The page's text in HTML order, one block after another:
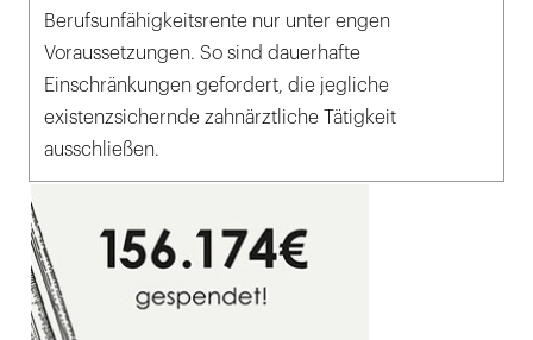
Berufsunfähigkeitsrente nur unter engen
Voraussetzungen. So sind dauerhafte
Einschränkungen gefordert, die jegliche
existenzsichernde zahnärztliche Tätigkeit
ausschließen.